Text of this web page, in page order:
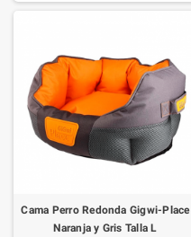
comodidad total con un toque de
echarse de espaldas, hay una
cama para cada tipo de
durmiente. Con una variedad de
camas, colchones y colchonetas
para dormir para elegir, tiene la
garantía de encontrar la perfecta.
Cama Perro Redonda Gigwi-Place
Naranja y Gris Talla L